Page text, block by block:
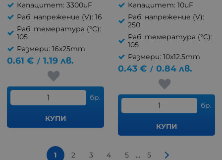
Капацитет: 3300uF
Раб. напрежение (V): 16
Раб. темература (°C):
105
Размери: 16x25mm
0.61 € / 1.19 лв.
бр.
КУПИ
Капацитет: 10uF
Раб. напрежение (V):
250
Раб. темература (°C):
105
Размери: 10x12.5mm
0.43 € / 0.84 лв.
бр.
КУПИ
1 2 3 4 5 ... 5